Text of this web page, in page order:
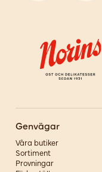
Genvägar
Våra butiker
Sortiment
Provningar